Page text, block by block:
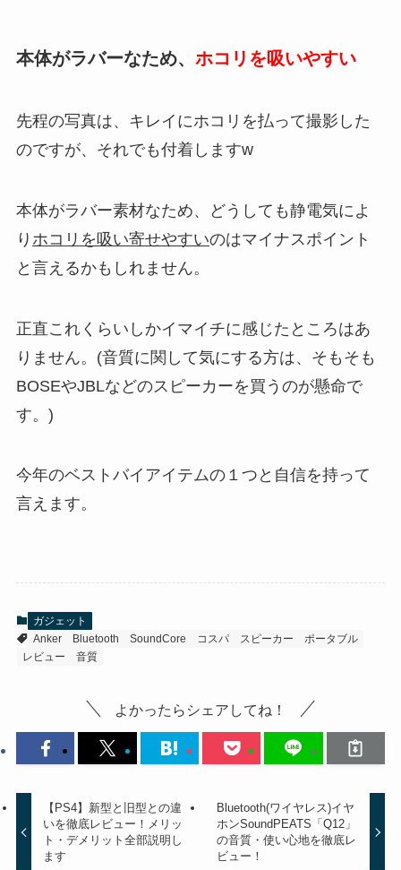
本体がラバーなため、 ホコリを吸いやすい
先程の写真は、キレイにホコリを払って撮影した
のですが、それでも付着しますw
本体がラバー素材なため、どうしても静電気によ
り ホコリを吸い寄せやすいのはマイナスポイント
と言えるかもしれません。
正直これくらいしかイマイチに感じたところはあ
りません。(音質に関して気にする方は、そもそも
BOSEやJBLなどのスピーカーを買うのが懸命で
す。)
今年のベストバイアイテムの１つと自信を持って
言えます。
ガジェット
Anker
Bluetooth SoundCore コスパ スピーカー
ポータブル
レビュー
音質
よかったらシェアしてね！
【PS4】新型と旧型との違
いを徹底レビュー！メリッ
ト・デメリット全部説明し
ます
Bluetooth(ワイヤレス)イヤ
ホンSoundPEATS「Q12」
の音質・使い心地を徹底レ
ビュー！